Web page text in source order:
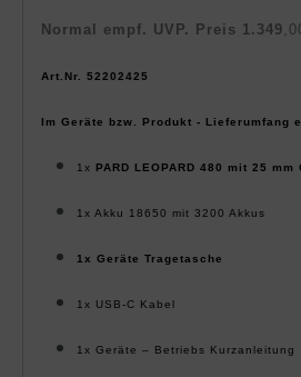
Normal empf. UVP. Preis 1. 349
Art.Nr. 52202425
Im Geräte bzw. Produkt - Lieferumfang
1x PARD LEOPARD 480 mit 25 mm
1x Akku 18650 mit 3200 Akkus
1x Geräte Tragetasche
1x USB-C Kabel
1x Geräte – Betriebs Kurzanleitung